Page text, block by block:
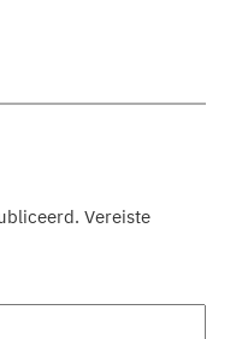
Vereiste